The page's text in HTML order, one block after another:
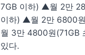
7GB 이하) ▲월 2만
이하) ▲월 2만 6800
월 3만 4800원(71GB
있다.